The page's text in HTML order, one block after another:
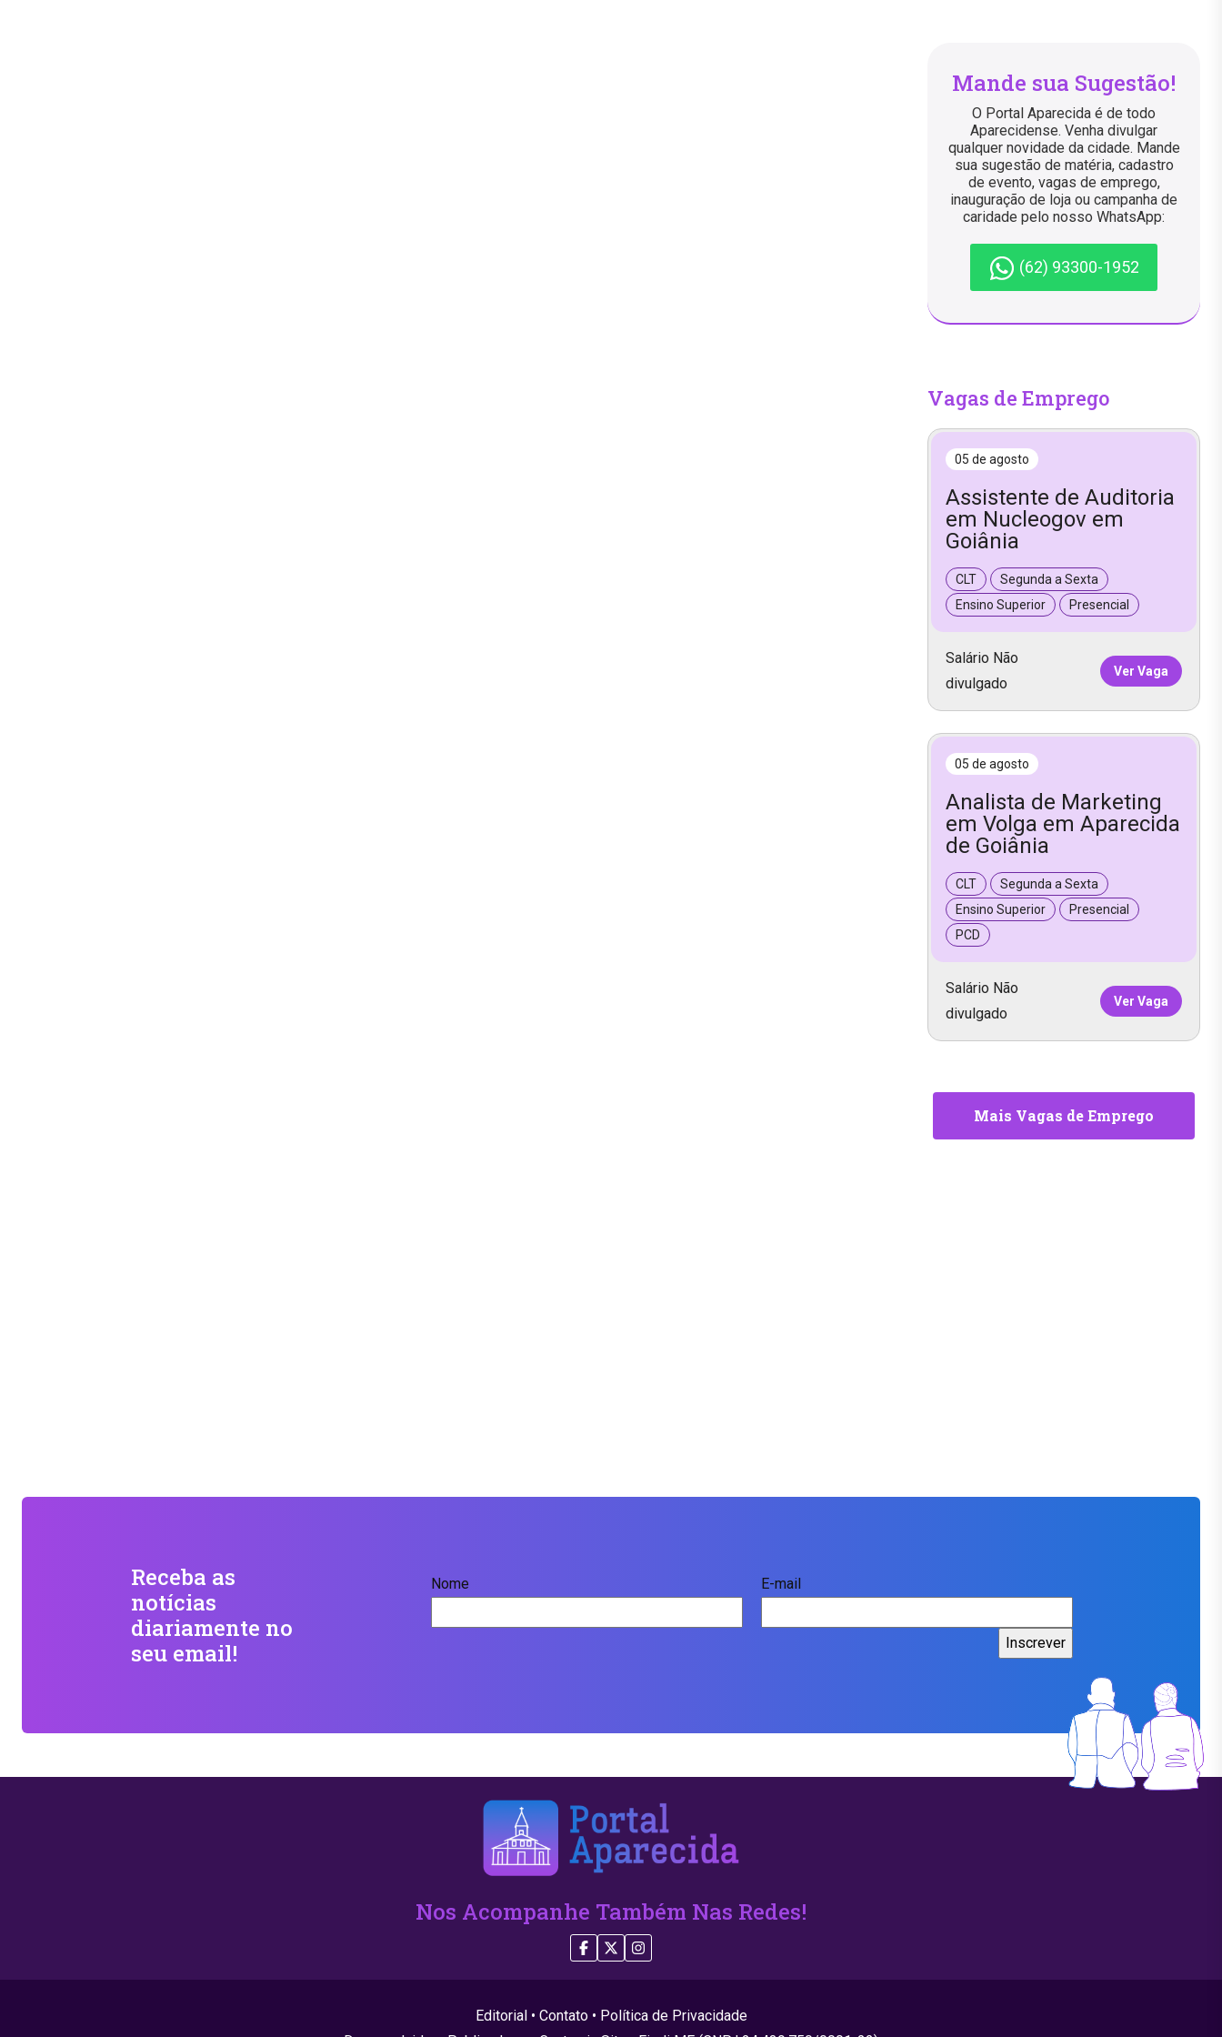
Mande sua Sugestão!
O Portal Aparecida é de todo
Aparecidense. Venha divulgar
qualquer novidade da cidade. Mande
sua sugestão de matéria, cadastro
de evento, vagas de emprego,
inauguração de loja ou campanha de
caridade pelo nosso WhatsApp:
(62) 93300-1952
Vagas de Emprego
05 de agosto
Assistente de Auditoria
em Nucleogov em
Goiânia
CLT
Segunda a Sexta
Ensino Superior
Presencial
Salário Não
divulgado
Ver Vaga
05 de agosto
Analista de Marketing
em Volga em Aparecida
de Goiânia
CLT
Segunda a Sexta
Ensino Superior
Presencial
PCD
Salário Não
divulgado
Ver Vaga
Mais Vagas de Emprego
Receba as
notícias
diariamente no
seu email!
Nome E-mail
Nos Acompanhe Também Nas Redes!
Editorial• Contato• Política de Privacidade